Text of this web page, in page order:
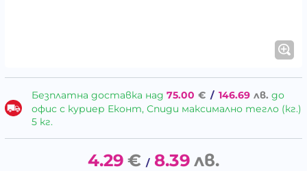
Безплатна доставка над 75.00 € / 146.69 лв. до
офис с куриер Еконт, Спиди максимално тегло (кг.)
5 кг.
4.29 € / 8.39 лв.